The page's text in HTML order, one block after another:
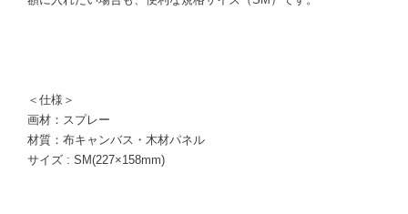
＜仕様＞
画材：スプレー
材質：布キャンバス・木材パネル
サイズ : SM(227×158mm)